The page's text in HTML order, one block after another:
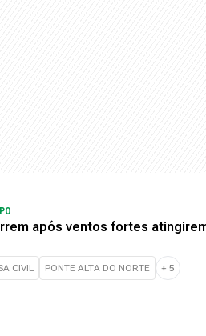
após ventos fortes
CIVIL PONTE ALTA DO NORTE + 5